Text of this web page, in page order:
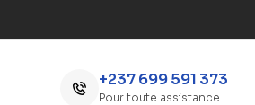
+237 699 591 373
Pour toute assistance